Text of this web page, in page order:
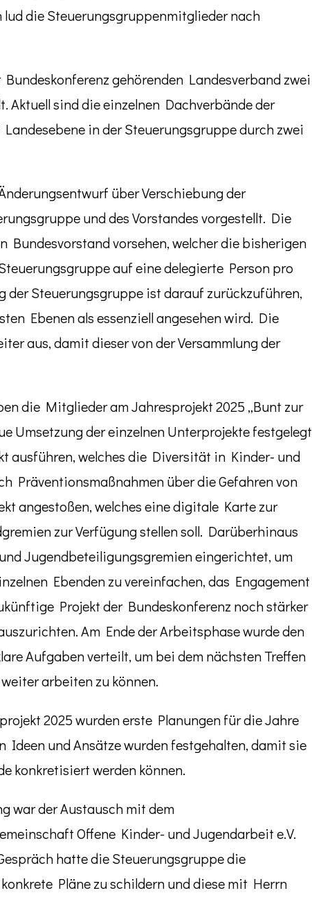
die Steuerungsgruppenmitglieder nach
gehörenden Landesverband zwei
sind die einzelnen Dachverbände der
in der Steuerungsgruppe durch zwei
über Verschiebung der
und des Vorstandes vorgestellt. Die
vorsehen, welcher die bisherigen
auf eine delegierte Person pro
der Steuerungsgruppe ist darauf zurückzuführen,
Ebenen als essenziell angesehen wird. Die
aus, damit dieser von der Versammlung der
die Mitglieder am Jahresprojekt 2025 „Bunt zur
Umsetzung der einzelnen Unterprojekte festgelegt
ausführen, welches die Diversität in Kinder- und
Präventionsmaßnahmen über die Gefahren von
angestoßen, welches eine digitale Karte zur
zur Verfügung stellen soll. Darüberhinaus
Jugendbeteiligungsgremien eingerichtet, um
Ebenden zu vereinfachen, das Engagement
Projekt der Bundeskonferenz noch stärker
Am Ende der Arbeitsphase wurde den
Aufgaben verteilt, um bei dem nächsten Treffen
arbeiten zu können.
2025 wurden erste Planungen für die Jahre
Ideen und Ansätze wurden festgehalten, damit sie
konkretisiert werden können.
war der Austausch mit dem
Offene Kinder- und Jugendarbeit e.V.
hatte die Steuerungsgruppe die
Pläne zu schildern und diese mit Herrn